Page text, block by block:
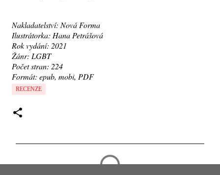
Nakladatelství: Nová Forma
Ilustrátorka: Hana Petrášová
Rok vydání: 2021
Žánr: LGBT
Počet stran: 224
Formát: epub, mobi, PDF
RECENZE